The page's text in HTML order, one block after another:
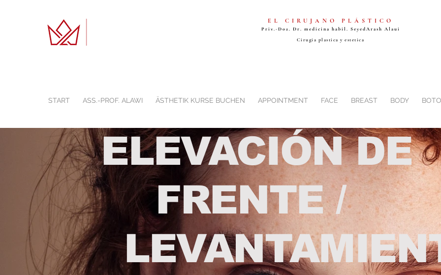
EL CIRUJANO PLÁSTICO
Priv.-Doz. Dr. medicina habil. SeyedArash Alaui
Cirugia plastica y estetica
START ASS.-PROF. ALAWI ÄSTHETIK KURSE BUCHEN APPOINTMENT FACE BREAST BODY
ELEVACIÓN DE
FRENTE /